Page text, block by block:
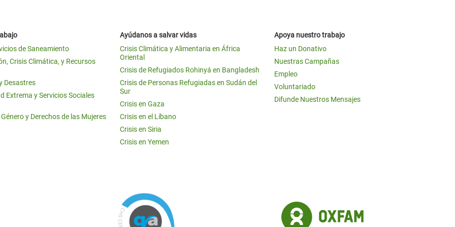
de Saneamiento
Crisis Climática, y Recursos
Desastres
Extrema y Servicios Sociales
y Derechos de las Mujeres
Ayúdanos a salvar vidas
Crisis Climática y Alimentaria en África
Oriental
Crisis de Refugiados Rohinyá en Bangladesh
Crisis de Personas Refugiadas en Sudán del
Sur
Crisis en Gaza
Crisis en el Líbano
Crisis en Siria
Crisis en Yemen
Apoya nuestro trabajo
Haz un Donativo
Nuestras Campañas
Empleo
Voluntariado
Difunde Nuestros Mensajes